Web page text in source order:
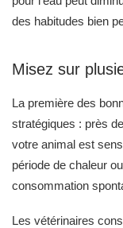
des habitudes bien
Misez sur
La première des
stratégiques : près
votre animal est
période de chaleur
consommation
Les vétérinaires